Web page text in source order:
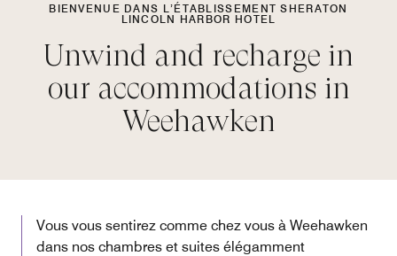
BIENVENUE DANS L’ÉTABLISSEMENT SHERATON
LINCOLN HARBOR HOTEL
Unwind and recharge in
our accommodations in
Weehawken
Vous vous sentirez comme chez vous à Weehawken
dans nos chambres et suites élégamment